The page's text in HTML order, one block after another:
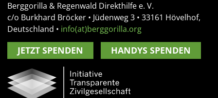
Berggorilla & Regenwald Direkthilfe e. V.
c/o Burkhard Bröcker • Jüdenweg 3 • 33161 Hövelhof,
Deutschland • info(at)berggorilla.org
JETZT SPENDEN HANDYS SPENDEN